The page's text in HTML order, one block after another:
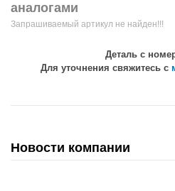
аналогами
Запрашиваемый артикул не найден!!!
Деталь с
Для уточнения свяжитесь с
Новости компании